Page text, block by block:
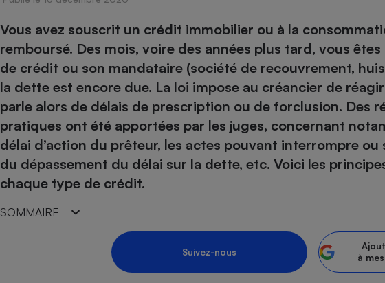
Vous avez souscrit un crédit immobilier ou à la
remboursé. Des mois, voire des années plus tard, vous
de crédit ou son mandataire (société de recouvrement,
la dette est encore due. La loi impose au créancier de
parle alors de délais de prescription ou de forclusion. Des
pratiques ont été apportées par les juges, concernant
délai d’action du prêteur, les actes pouvant interrompre ou
du dépassement du délai sur la dette, etc. Voici les
chaque type de crédit.
SOMMAIRE
Suivez-nous
à
Produit alimentaire
Sécurité - Hygiène
Supermarché - Drive
Assurance
Banque - Crédit
Epargne - Fiscalité
Mutuelle
Carburant
Circulation routière
Contrôle technique - Réparation
Pièce détachée
Moto
Supermarché - Drive
Comparatif sèche-
Comparatif réfrigérateur-
Comparatif plaque à induction
Comparatif hotte aspirante
Comparatif aspirateur traîneau
Comparatif cafetière automatique
Comparatif robot cuiseur
Comparatif
Comparatif casque audio
Comparatif barre de son
Comparatif imprimante
Comparatif tablette tactile
Crédit immobilier
Comparatif
pression
Comparatif tondeuse robot
Comparatif poêle à granulés
Comparatif radiateur électrique
Bricolage - Jardinage
Chauffage
Comparateur
Comparateur des
Maison de retraite
Choisir son fioul
Choisir son pellet
Comparateur assurance emprunteur
Energie Moins Chère Ensemble
Speedtest - Testez le débit de votre
nous ?